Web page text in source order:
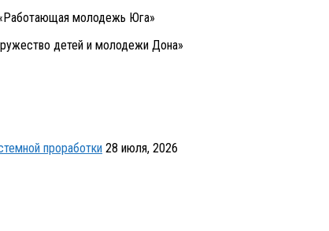
молодежь Юга»
детей и молодежи Дона»
проработки 28 июля, 2026